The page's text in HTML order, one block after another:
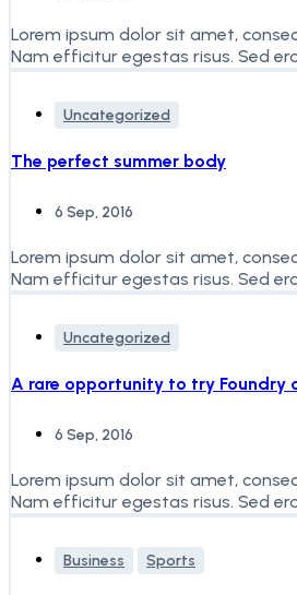
Lorem ipsum dolor sit amet,
Nam efficitur egestas risus. Sed
Uncategorized
The perfect summer body
6 Sep, 2016
Lorem ipsum dolor sit amet,
Nam efficitur egestas risus. Sed
Uncategorized
A rare opportunity to try Foundry
6 Sep, 2016
Lorem ipsum dolor sit amet,
Nam efficitur egestas risus. Sed
Business Sports